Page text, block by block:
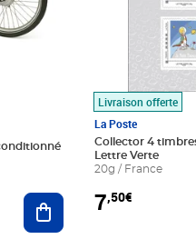
Ajouter au panier
Livraison offerte
La Poste
Collector 4
Lettre Verte
20g / France
7,50€